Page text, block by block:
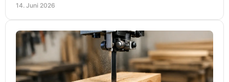
14. Juni 2026